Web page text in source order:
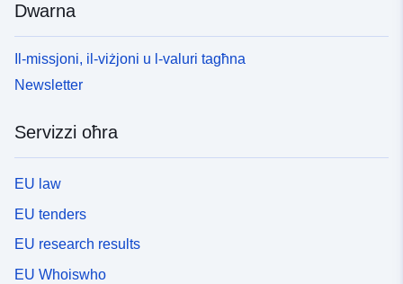
Dwarna
Il-missjoni, il-viżjoni u l-valuri tagħna
Newsletter
Servizzi oħra
EU law
EU tenders
EU research results
EU Whoiswho